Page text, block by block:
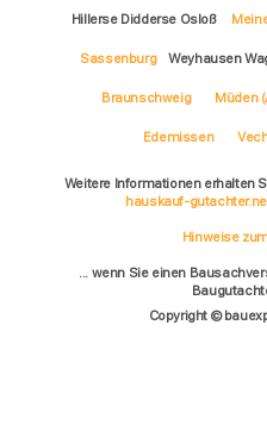
Hillerse Didderse Osloß
Sassenburg Weyhausen
Braunschweig Müden
Edemissen
Weitere Informationen erhalten
hauskauf-
Hinweise
... wenn Sie einen
Copyright ©